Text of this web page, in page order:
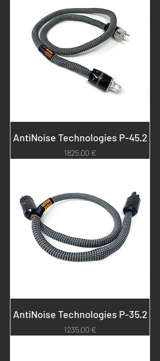
AntiNoise Technologies P-45.2
Prezzo
1825,00 €
AntiNoise Technologies P-35.2
Prezzo
1235,00 €